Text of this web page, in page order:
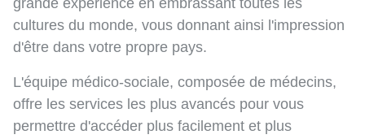
grande expérience en embrassant toutes les
cultures du monde, vous donnant ainsi l'impression
d'être dans votre propre pays.
L'équipe médico-sociale, composée de médecins,
offre les services les plus avancés pour vous
permettre d'accéder plus facilement et plus